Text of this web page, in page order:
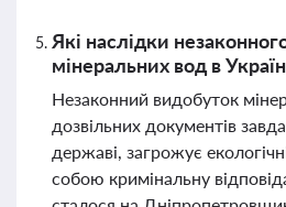
Які наслідки
мінеральних вод в
Незаконний видобуток
дозвільних документів
державі, загрожує
собою кримінальну